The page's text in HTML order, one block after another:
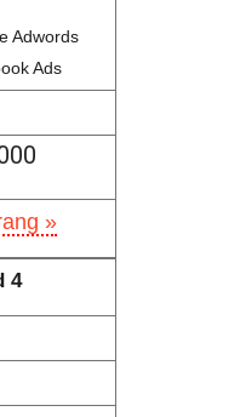
Adwords
Ads
»
4